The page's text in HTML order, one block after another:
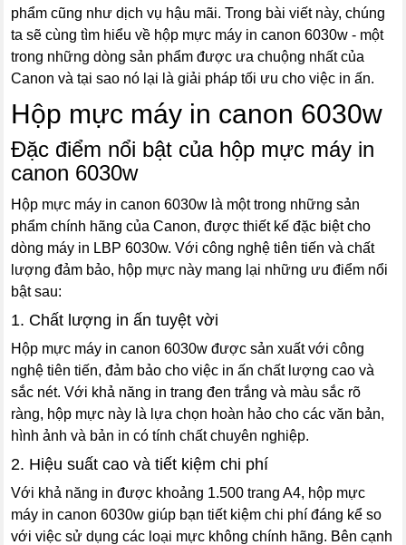
phẩm cũng như dịch vụ hậu mãi. Trong bài viết này, chúng
ta sẽ cùng tìm hiểu về hộp mực máy in canon 6030w - một
trong những dòng sản phẩm được ưa chuộng nhất của
Canon và tại sao nó lại là giải pháp tối ưu cho việc in ấn.
Hộp mực máy in canon 6030w
Đặc điểm nổi bật của hộp mực máy in
canon 6030w
Hộp mực máy in canon 6030w là một trong những sản
phẩm chính hãng của Canon, được thiết kế đặc biệt cho
dòng máy in LBP 6030w. Với công nghệ tiên tiến và chất
lượng đảm bảo, hộp mực này mang lại những ưu điểm nổi
bật sau:
1. Chất lượng in ấn tuyệt vời
Hộp mực máy in canon 6030w được sản xuất với công
nghệ tiên tiến, đảm bảo cho việc in ấn chất lượng cao và
sắc nét. Với khả năng in trang đen trắng và màu sắc rõ
ràng, hộp mực này là lựa chọn hoàn hảo cho các văn bản,
hình ảnh và bản in có tính chất chuyên nghiệp.
2. Hiệu suất cao và tiết kiệm chi phí
Với khả năng in được khoảng 1.500 trang A4, hộp mực
máy in canon 6030w giúp bạn tiết kiệm chi phí đáng kể so
với việc sử dụng các loại mực không chính hãng. Bên cạnh